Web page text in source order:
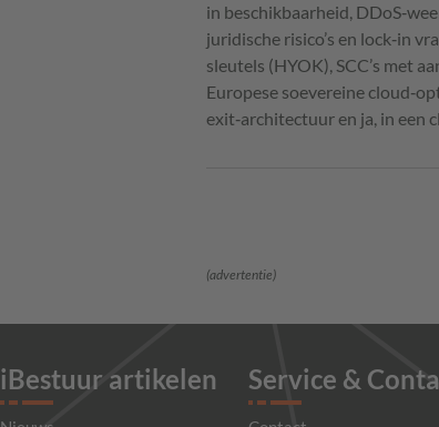
in beschikbaarheid,
juridische risico’s en lock‑in
sleutels (HYOK), SCC’s met
Europese soevereine
exit‑architectuur en ja, in een
(advertentie)
iBestuur artikelen Service &